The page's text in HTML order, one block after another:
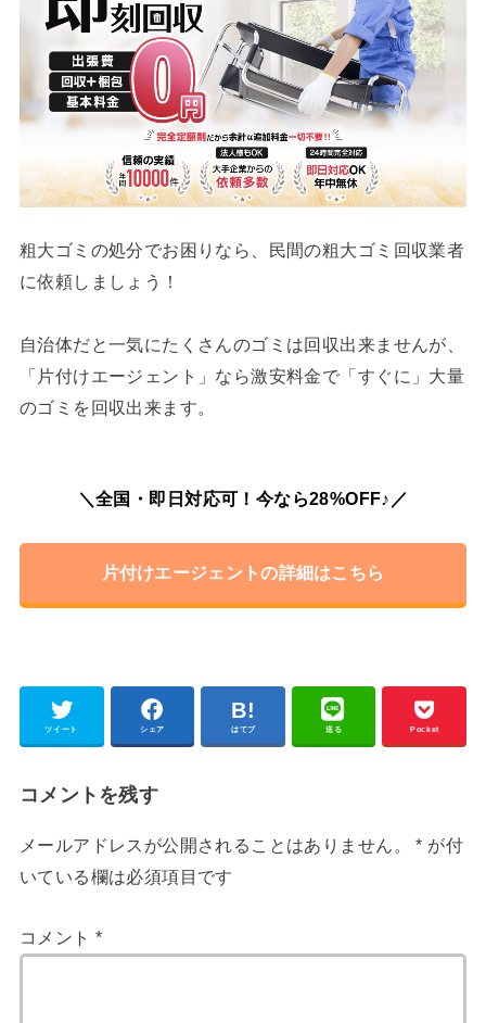
粗大ゴミの処分でお困りなら、民間の粗大ゴミ回収業者
に依頼しましょう！
自治体だと一気にたくさんのゴミは回収出来ませんが、
「片付けエージェント」なら激安料金で「すぐに」大量
のゴミを回収出来ます。
＼全国・即日対応可！今なら28%OFF♪／
片付けエージェントの詳細はこちら
ツイート シェア はてブ 送る Pocket
コメントを残す
メールアドレスが公開されることはありません。 * が付
いている欄は必須項目です
コメント *